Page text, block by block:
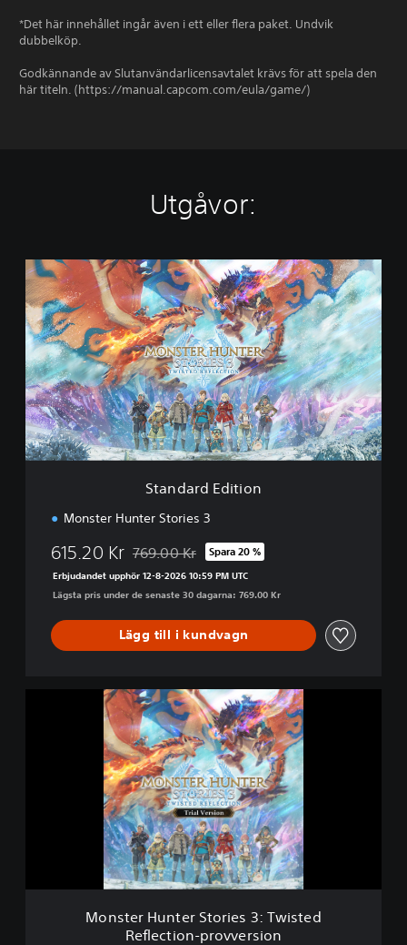
*Det här innehållet ingår även i ett eller flera paket. Undvik
dubbelköp.
Godkännande av Slutanvändarlicensavtalet krävs för att spela den
här titeln. (https://manual.capcom.com/eula/game/)
Utgåvor:
S
t
a
n
d
r
d
E
d
i
t
Standard Edition
Monster Hunter Stories 3
615.20 Kr Nedsatt från ursprungspriset på 769.00 Kr
769.00 Kr Spara 20 %
Erbjudandet upphör 12-8-2026 10:59 PM UTC
Lägsta pris under de senaste 30 dagarna: 769.00 Kr
Lägg till i kundvagn
e
Monster Hunter Stories 3: Twisted
Reflection-provversion